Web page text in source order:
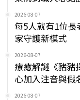
2026-08-07
每5人就有1位長
家守護新模式
2026-08-07
療癒解謎《豬豬
心加入注音與假
2026-08-07